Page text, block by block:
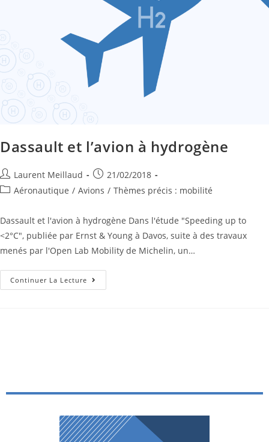
Dassault et l’avion à hydrogène
Laurent Meillaud
21/02/2018
Aéronautique / Avions / Thèmes précis : mobilité
Dassault et l'avion à hydrogène Dans l'étude "Speeding up to
<2°C", publiée par Ernst & Young à Davos, suite à des travaux
menés par l'Open Lab Mobility de Michelin, un…
Continuer La Lecture